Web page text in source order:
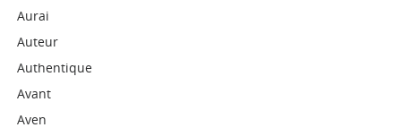
Aurai
Auteur
Authentique
Avant
Aven